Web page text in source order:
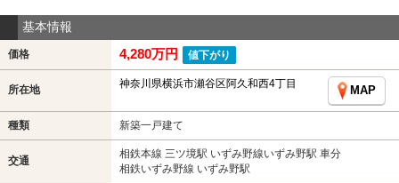
基本情報
価格 4,280万円 値下がり
所在地 神奈川県横浜市瀬谷区阿久和西4丁目
MAP
種類 新築一戸建て
交通
相鉄本線 三ツ境駅 いずみ野線いずみ野駅 車分
相鉄いずみ野線 いずみ野駅